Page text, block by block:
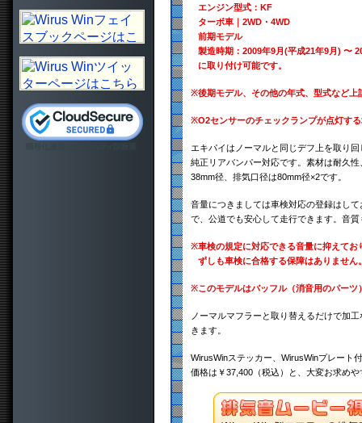
エンジン型式：KF
ターボ車｜2WD・4WD
前期モデル
製造時期：2009年9月(平成21年9月) 〜
に取り付け可能です。
※後期モデル、その他の年式、型式など
※O2センサーのチェックランプが点灯す
エキパイはノーマルと同じデフ上を取り
純正リアバンパー対応です。素材は耐久
38mm径、排気口径は80mm径×2です。
音量につきましては車検対応の登録はし
で、公道でも安心して走行できます。音
※車検の規定に対応できる音量に抑えて
ずしも車検に合格する保障はありませ
※このモデルはバッフル（消音用のパー
ノーマルマフラーと取り替えるだけで加
きます。
WirusWinステッカー、WirusWinプレート
価格は￥37,400（税込）と、大変お求め